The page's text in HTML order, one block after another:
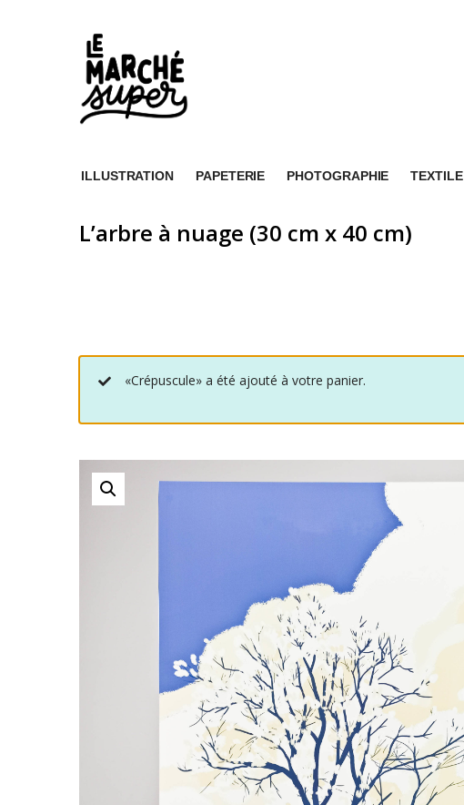
ILLUSTRATION PAPETERIE PHOTOGRAPHIE TEXTILE
L’arbre à nuage (30 cm x 40 cm)
«Crépuscule» a été ajouté à votre panier.